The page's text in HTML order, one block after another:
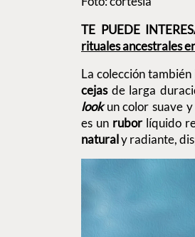
TE PUEDE
rituales ancestrales
La colección también
cejas de larga
lookun color suave
es un ruborlíquido
naturaly radiante,